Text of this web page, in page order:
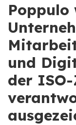
Poppulo
und
der